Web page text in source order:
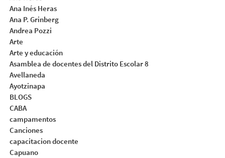
Ana Inés Heras
Ana P. Grinberg
Andrea Pozzi
Arte
Arte y educación
Asamblea de docentes del Distrito Escolar 8
Avellaneda
Ayotzinapa
BLOGS
CABA
campamentos
Canciones
capacitacion docente
Capuano